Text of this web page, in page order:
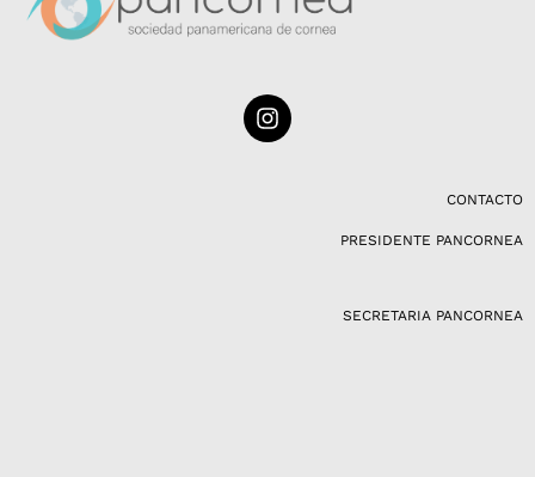
I
n
CONTACTO
PRESIDENTE PANCORNEA
SECRETARIA PANCORNEA